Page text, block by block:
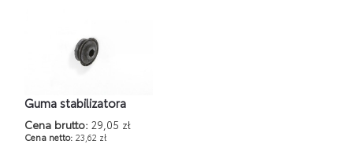
Guma stabilizatora
Cena brutto: 29,05 zł
Cena netto: 23,62 zł